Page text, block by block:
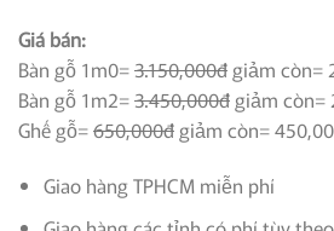
Giá bán:
Bàn gỗ 1m0=3.150,000đ giảm còn=
Bàn gỗ 1m2=3.450,000đ giảm còn=
Ghế gỗ=650,000đ giảm còn=
Giao hàng TPHCM miễn phí